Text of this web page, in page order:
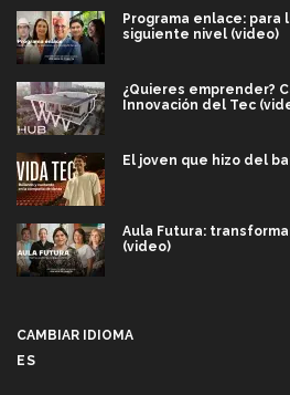
Programa enlace:
siguiente nivel (video)
¿Quieres emprender?
Innovación del Tec
El joven que hizo del
Aula Futura:
(video)
CAMBIAR IDIOMA
ES